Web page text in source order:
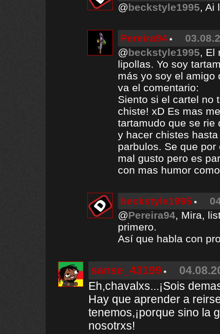
@beckstyle1995, Ai
Pereira94
@beckstyle1995, El
lipollas. Yo soy
más yo soy el amigo
va el comentario:
Siento si el cartel no
chiste! xD Es mas
tartamudo que se rie
y hacer chistes
parbulos. Se que
mal gusto pero es
con mas humor
beckstyle1995
@Pereira94, Mira,
primero.
Así que habla con
sanse_43199
Eh,chavalxs...¡Sois
Hay que aprender a
tenemos,¡porque sino la
nosotrxs!